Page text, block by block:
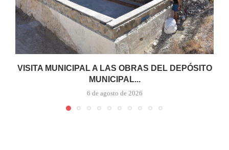
VISITA MUNICIPAL A LAS OBRAS DEL DEPÓSITO
MUNICIPAL...
6 de agosto de 2026